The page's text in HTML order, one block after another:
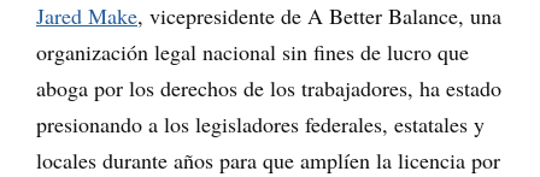
Jared Make, vicepresidente de A Better Balance, una
organización legal nacional sin fines de lucro que
aboga por los derechos de los trabajadores, ha estado
presionando a los legisladores federales, estatales y
locales durante años para que amplíen la licencia por